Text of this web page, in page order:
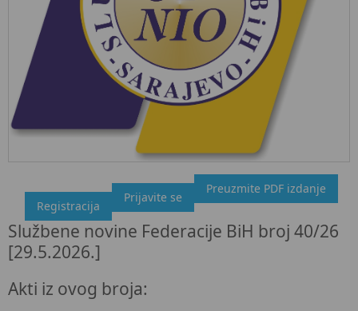
"Službeni glasnik BiH", broj 40/26 29.5.2026.
Ovdje možete preuzeti dokument, kao i obaviti kratki uvid u
sadržaj dokumenta.
Preuzmite PDF izdanje
Prijavite se
Registracija
Službene novine Federacije BiH broj 40/26
[29.5.2026.]
Akti iz ovog broja: